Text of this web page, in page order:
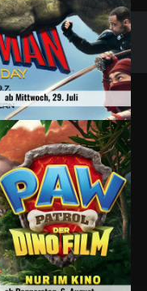
Veranstaltungskalender